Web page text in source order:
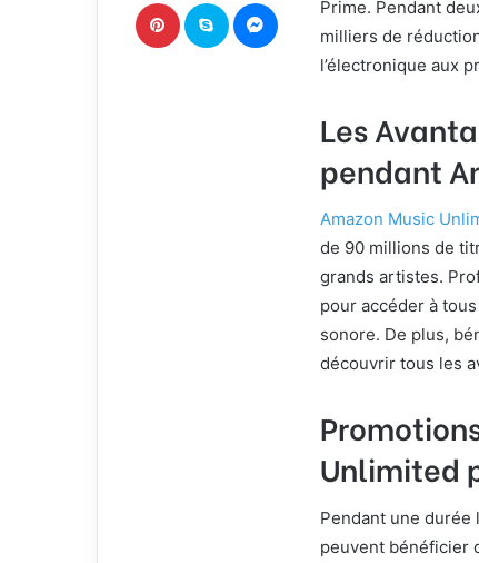
Prime. Pendant
milliers de
l’électronique aux
Les
pendant
Amazon Music
de 90 millions de
grands artistes.
pour accéder à
sonore. De plus,
découvrir tous les
Unlimited
Pendant une durée
peuvent bénéficier
r
r